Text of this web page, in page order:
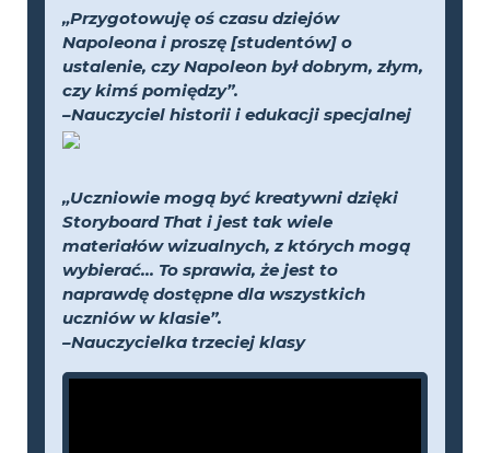
„Przygotowuję oś czasu dziejów
Napoleona i proszę [studentów] o
ustalenie, czy Napoleon był dobrym, złym,
czy kimś pomiędzy”.
–Nauczyciel historii i edukacji specjalnej
„Uczniowie mogą być kreatywni dzięki
Storyboard That i jest tak wiele
materiałów wizualnych, z których mogą
wybierać... To sprawia, że jest to
naprawdę dostępne dla wszystkich
uczniów w klasie”.
–Nauczycielka trzeciej klasy